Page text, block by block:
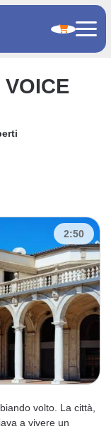
VOICE
2:50
volto. La città,
a vivere un